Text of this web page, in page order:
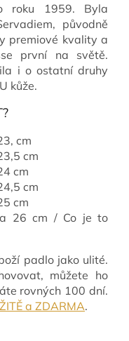
roku 1959. Byla
původně
premiové kvality a
první na světě.
i o ostatní druhy
kůže.
cm
cm
cm
cm
cm
26 cm / Co je to
padlo jako ulité.
můžete ho
rovných 100 dní.
a ZDARMA.